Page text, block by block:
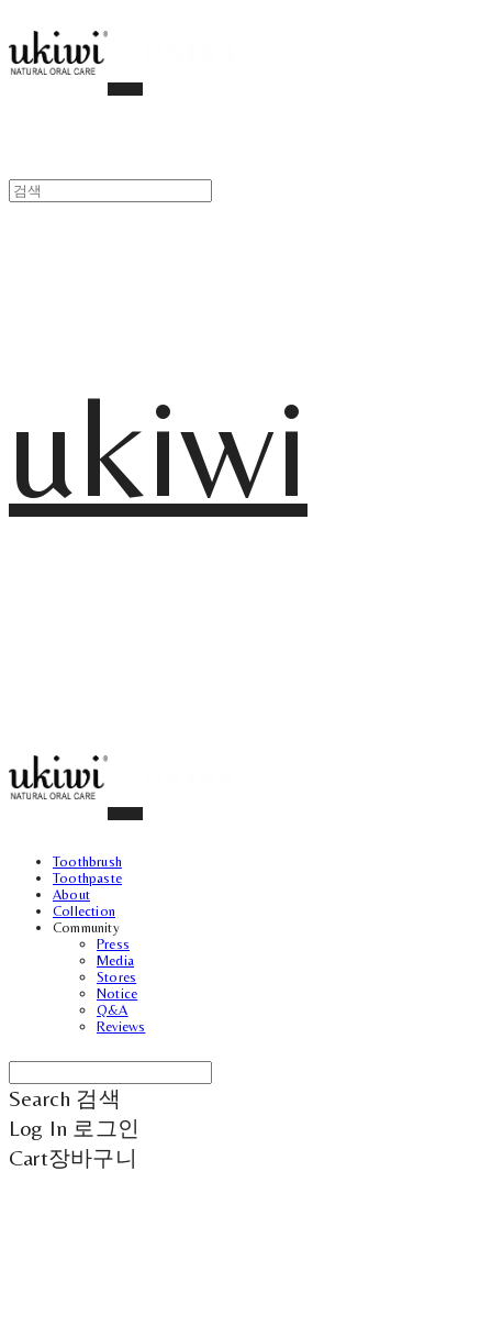
ukiwi
Toothbrush
Toothpaste
About
Collection
Community
Press
Media
Stores
Notice
Q&A
Reviews
Search 검색
Log In 로그인
Cart장바구니